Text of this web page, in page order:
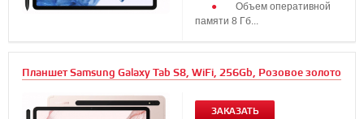
Объем оперативной
памяти 8 Гб...
Планшет Samsung Galaxy Tab S8, WiFi, 256Gb, Розовое золото
ЗАКАЗАТЬ